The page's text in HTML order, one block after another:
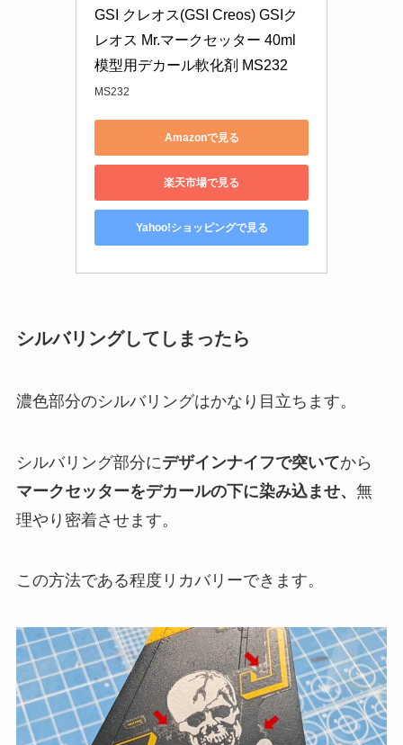
GSI クレオス(GSI Creos) GSIク
レオス Mr.マークセッター 40ml
模型用デカール軟化剤 MS232
MS232
Amazonで見る
楽天市場で見る
Yahoo!ショッピングで見る
シルバリングしてしまったら
濃色部分のシルバリングはかなり目立ちます。
シルバリング部分にデザインナイフで突いてから
マークセッターをデカールの下に染み込ませ、 無
理やり密着させます。
この方法である程度リカバリーできます。